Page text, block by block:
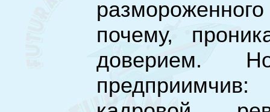
почему,
доверием.
предприимчив: